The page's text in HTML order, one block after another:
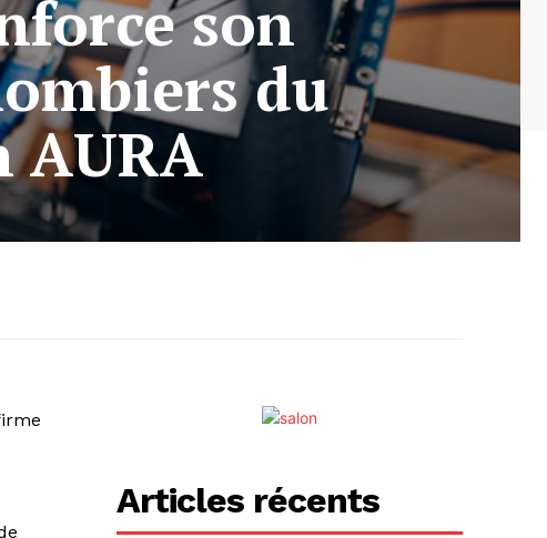
son
du
AURA
Articles récents